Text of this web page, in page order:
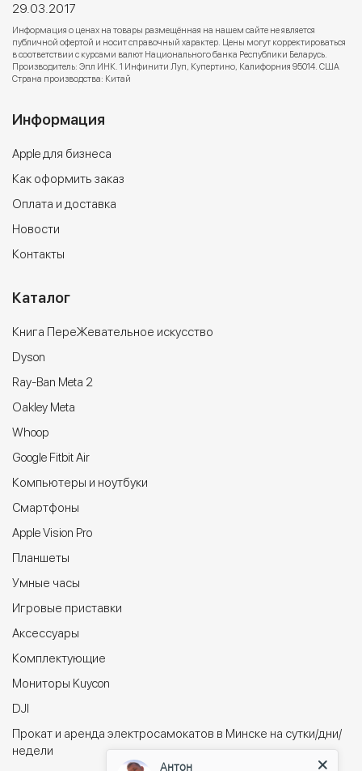
29.03.2017
Информация о ценах на товары размещённая на нашем сайте не является
публичной офертой и носит справочный характер. Цены могут корректироваться
в соответствии с курсами валют Национального банка Республики Беларусь.
Производитель: Эпл ИНК. 1 Инфинити Луп, Купертино, Калифорния 95014. США
Страна производства: Китай
Информация
Apple для бизнеса
Как оформить заказ
Оплата и доставка
Новости
Контакты
Каталог
Книга ПереЖевательное искусство
Dyson
Ray-Ban Meta 2
Oakley Meta
Whoop
Google Fitbit Air
Компьютеры и ноутбуки
Cмартфоны
Apple Vision Pro
Планшеты
Умные часы
Игровые приставки
Аксессуары
Комплектующие
Мониторы Kuycon
DJI
Прокат и аренда электросамокатов в Минске на сутки/дни/
недели
Антон